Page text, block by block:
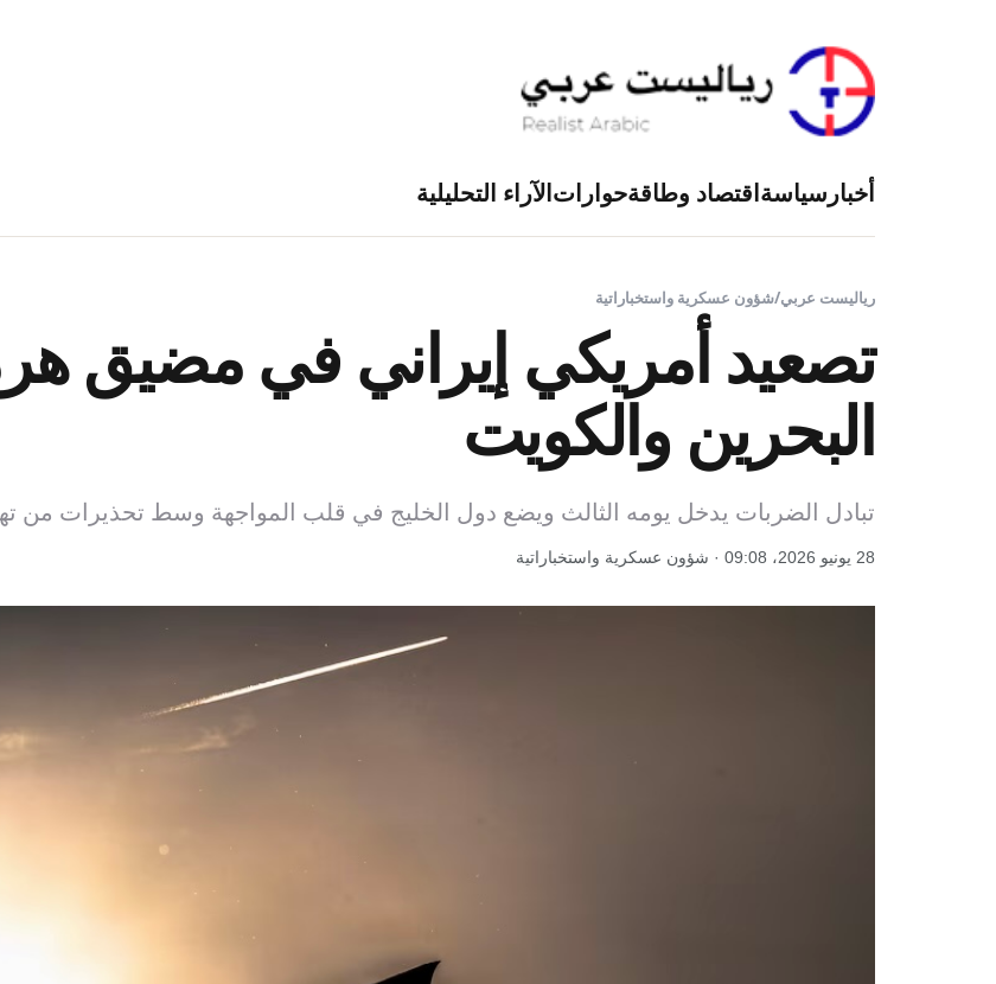
أخبار سياسةاقتصاد وطاقةحواراتالآراء التحليلية
رياليست عربي/شؤون عسكرية واستخباراتية
تصعيد أمريكي إيراني في مضيق
البحرين والكويت
تبادل الضربات يدخل يومه الثالث ويضع دول الخليج في قلب المواجهة وسط تحذيرات من
28 يونيو 2026، 09:08 · شؤون عسكرية واستخباراتية